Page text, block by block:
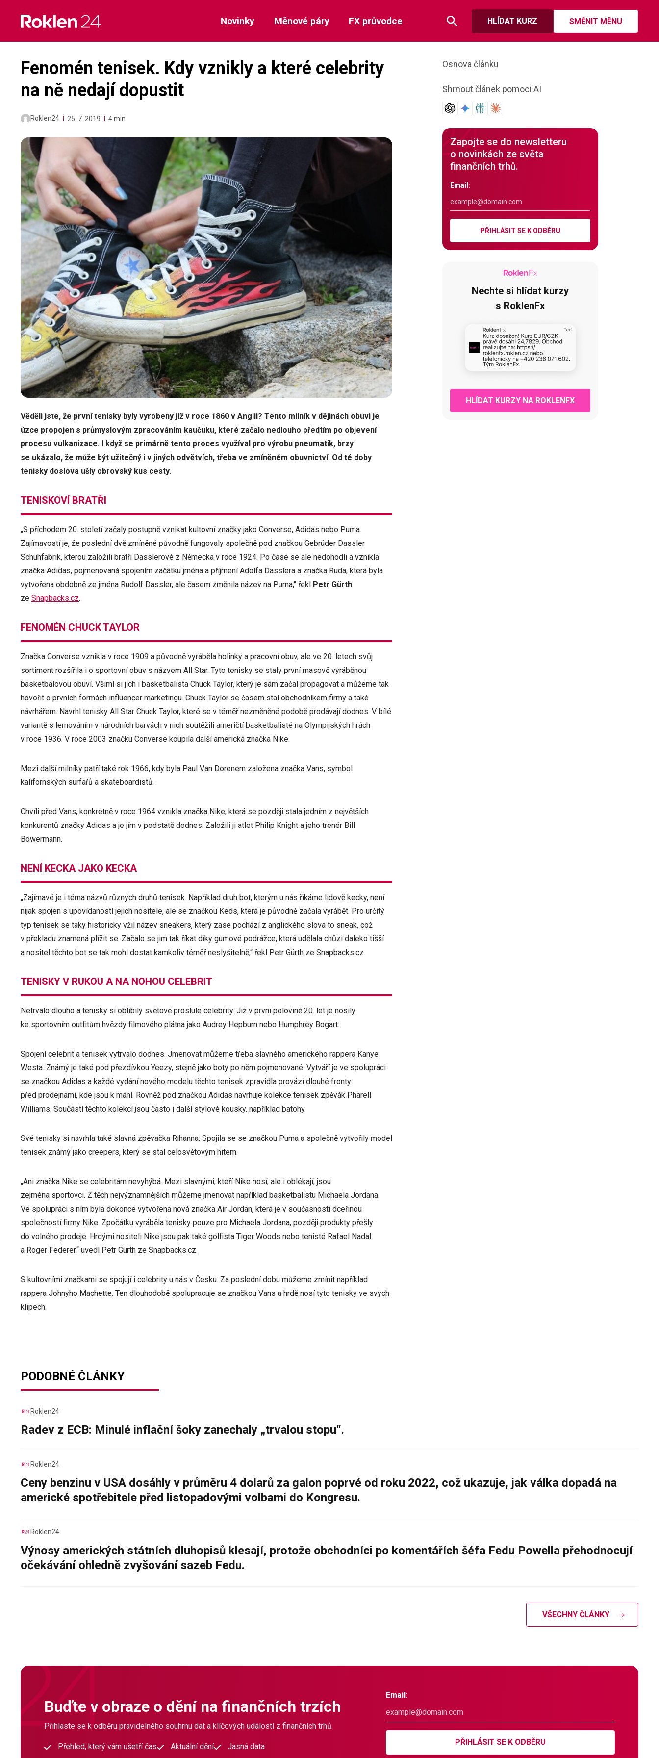
content
HLÍDAT KURZ SMĚNIT MĚNU
Novinky Měnové páry FX průvodce
Fenomén tenisek. Kdy vznikly a které celebrity
na ně nedají dopustit
Roklen24 25. 7. 2019 4 min
Věděli jste, že první tenisky byly vyrobeny již v roce 1860 v Anglii? Tento milník v dějinách obuvi je
úzce propojen s průmyslovým zpracováním kaučuku, které začalo nedlouho předtím po objevení
procesu vulkanizace. I když se primárně tento proces využíval pro výrobu pneumatik, brzy
se ukázalo, že může být užitečný i v jiných odvětvích, třeba ve zmíněném obuvnictví. Od té doby
tenisky doslova ušly obrovský kus cesty.
TENISKOVÍ BRATŘI
„S příchodem 20. století začaly postupně vznikat kultovní značky jako Converse, Adidas nebo Puma.
Zajímavostí je, že poslední dvě zmíněné původně fungovaly společně pod značkou Gebrüder Dassler
Schuhfabrik, kterou založili bratři Dasslerové z Německa v roce 1924. Po čase se ale nedohodli a vznikla
značka Adidas, pojmenovaná spojením začátku jména a příjmení Adolfa Dasslera a značka Ruda, která byla
vytvořena obdobně ze jména Rudolf Dassler, ale časem změnila název na Puma,“ řekl Petr Gürth
ze Snapbacks.cz.
FENOMÉN CHUCK TAYLOR
Značka Converse vznikla v roce 1909 a původně vyráběla holinky a pracovní obuv, ale ve 20. letech svůj
sortiment rozšířila i o sportovní obuv s názvem All Star. Tyto tenisky se staly první masově vyráběnou
basketbalovou obuví. Všiml si jich i basketbalista Chuck Taylor, který je sám začal propagovat a můžeme tak
hovořit o prvních formách influencer marketingu. Chuck Taylor se časem stal obchodníkem firmy a také
návrhářem. Navrhl tenisky All Star Chuck Taylor, které se v téměř nezměněné podobě prodávají dodnes. V bílé
variantě s lemováním v národních barvách v nich soutěžili američtí basketbalisté na Olympijských hrách
v roce 1936. V roce 2003 značku Converse koupila další americká značka Nike.
Mezi další milníky patří také rok 1966, kdy byla Paul Van Dorenem založena značka Vans, symbol
kalifornských surfařů a skateboardistů.
Chvíli před Vans, konkrétně v roce 1964 vznikla značka Nike, která se později stala jedním z největších
konkurentů značky Adidas a je jím v podstatě dodnes. Založili ji atlet Philip Knight a jeho trenér Bill
Bowermann.
NENÍ KECKA JAKO KECKA
„Zajímavé je i téma názvů různých druhů tenisek. Například druh bot, kterým u nás říkáme lidově kecky, není
nijak spojen s upovídaností jejich nositele, ale se značkou Keds, která je původně začala vyrábět. Pro určitý
typ tenisek se taky historicky vžil název sneakers, který zase pochází z anglického slova to sneak, což
v překladu znamená plížit se. Začalo se jim tak říkat díky gumové podrážce, která udělala chůzi daleko tišší
a nositel těchto bot se tak mohl dostat kamkoliv téměř neslyšitelně,“ řekl Petr Gürth ze Snapbacks.cz.
TENISKY V RUKOU A NA NOHOU CELEBRIT
Netrvalo dlouho a tenisky si oblíbily světově proslulé celebrity. Již v první polovině 20. let je nosily
ke sportovním outfitům hvězdy filmového plátna jako Audrey Hepburn nebo Humphrey Bogart.
Spojení celebrit a tenisek vytrvalo dodnes. Jmenovat můžeme třeba slavného amerického rappera Kanye
Westa. Známý je také pod přezdívkou Yeezy, stejně jako boty po něm pojmenované. Vytváří je ve spolupráci
se značkou Adidas a každé vydání nového modelu těchto tenisek zpravidla provází dlouhé fronty
před prodejnami, kde jsou k mání. Rovněž pod značkou Adidas navrhuje kolekce tenisek zpěvák Pharell
Williams. Součástí těchto kolekcí jsou často i další stylové kousky, například batohy.
Své tenisky si navrhla také slavná zpěvačka Rihanna. Spojila se se značkou Puma a společně vytvořily model
tenisek známý jako creepers, který se stal celosvětovým hitem.
„Ani značka Nike se celebritám nevyhýbá. Mezi slavnými, kteří Nike nosí, ale i oblékají, jsou
zejména sportovci. Z těch nejvýznamnějších můžeme jmenovat například basketbalistu Michaela Jordana.
Ve spolupráci s ním byla dokonce vytvořena nová značka Air Jordan, která je v současnosti dceřinou
společností firmy Nike. Zpočátku vyráběla tenisky pouze pro Michaela Jordana, později produkty přešly
do volného prodeje. Hrdými nositeli Nike jsou pak také golfista Tiger Woods nebo tenisté Rafael Nadal
a Roger Federer,“ uvedl Petr Gürth ze Snapbacks.cz.
S kultovními značkami se spojují i celebrity u nás v Česku. Za poslední dobu můžeme zmínit například
rappera Johnyho Machette. Ten dlouhodobě spolupracuje se značkou Vans a hrdě nosí tyto tenisky ve svých
klipech.
Osnova článku
Shrnout článek pomoci AI
Zapojte se do newsletteru
o novinkách ze světa
finančních trhů.
Email:
PŘIHLÁSIT SE K ODBĚRU
Nechte si hlídat kurzy
s RoklenFx
HLÍDAT KURZY NA ROKLENFX
PODOBNÉ ČLÁNKY
Roklen24
Radev z ECB: Minulé inflační šoky zanechaly „trvalou stopu“.
Roklen24
Ceny benzinu v USA dosáhly v průměru 4 dolarů za galon poprvé od roku 2022, což ukazuje, jak válka dopadá na
americké spotřebitele před listopadovými volbami do Kongresu.
Roklen24
Výnosy amerických státních dluhopisů klesají, protože obchodníci po komentářích šéfa Fedu Powella přehodnocují
očekávání ohledně zvyšování sazeb Fedu.
VŠECHNY ČLÁNKY
Buďte v obraze o dění na finančních trzích
Přihlaste se k odběru pravidelného souhrnu dat a klíčových událostí z finančních trhů.
Přehled, který vám ušetří čas Aktuální dění Jasná data
Email:
PŘIHLÁSIT SE K ODBĚRU